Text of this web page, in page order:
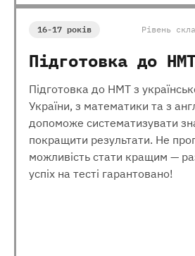
16-17 років Рівень
Підготовка до
Підготовка до НМТ з
України, з математики та з
допоможе систематизувати
покращити результати. Не
можливість стати кращим —
успіх на тесті гарантовано!